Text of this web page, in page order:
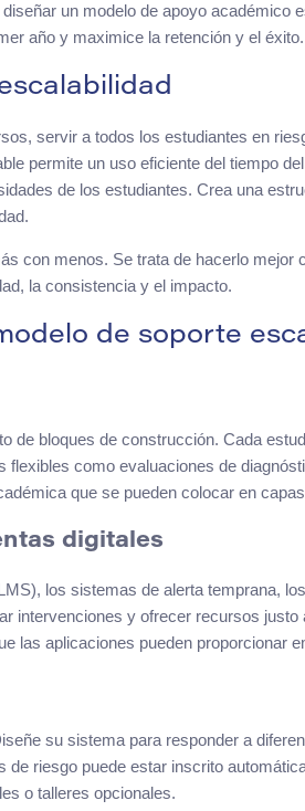
un modelo de apoyo académico
año y maximice la retención y el éxito.
servir a todos los estudiantes en
permite un uso eficiente del tiempo
de los estudiantes. Crea una
con menos. Se trata de hacerlo mejor
la consistencia y el impacto.
de soporte
de bloques de construcción. Cada
como evaluaciones de
que se pueden colocar en
digitales
los sistemas de alerta temprana,
intervenciones y ofrecer recursos
las aplicaciones pueden proporcionar
su sistema para responder a
de riesgo puede estar inscrito
o talleres opcionales.